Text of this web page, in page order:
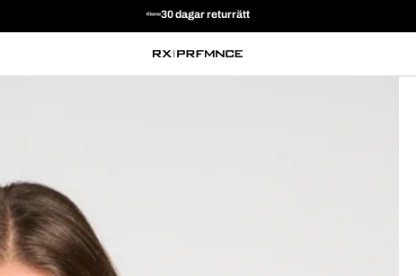
30 dagar returrätt